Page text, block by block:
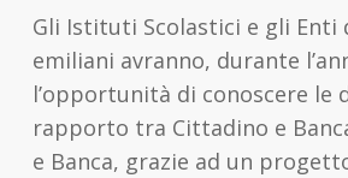
Gli Istituti Scolastici e gli Enti
emiliani avranno, durante
l’opportunità di conoscere le
rapporto tra Cittadino e
e Banca, grazie ad un